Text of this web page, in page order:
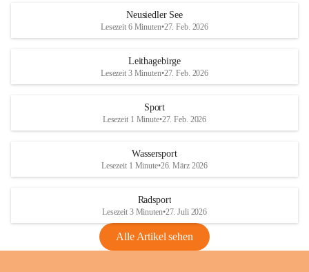
S
und den daraus folgenden wirtschaftlichen
Maßnahmen zur Bekämpfung
Rebe und der Amerikanischen
Anhang VBl. EU Nr. 18
1 Seite•1,4 MB
VBl. EU Nr. 18_2026
r
S
Neusiedler See
Lesezeit 6 Minuten•27. Feb. 2026
Leithagebirge
Lesezeit 3 Minuten•27. Feb. 2026
Sport
Lesezeit 1 Minute•27. Feb. 2026
Wassersport
Lesezeit 1 Minute•26. März 2026
Radsport
Lesezeit 3 Minuten•27. Juli 2026
Alle Artikel sehen